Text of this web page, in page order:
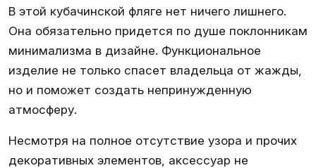
В этой кубачинской фляге нет ничего лишнего.
Она обязательно придется по душе поклонникам
минимализма в дизайне. Функциональное
изделие не только спасет владельца от жажды,
но и поможет создать непринужденную
атмосферу.
Несмотря на полное отсутствие узора и прочих
декоративных элементов, аксессуар не